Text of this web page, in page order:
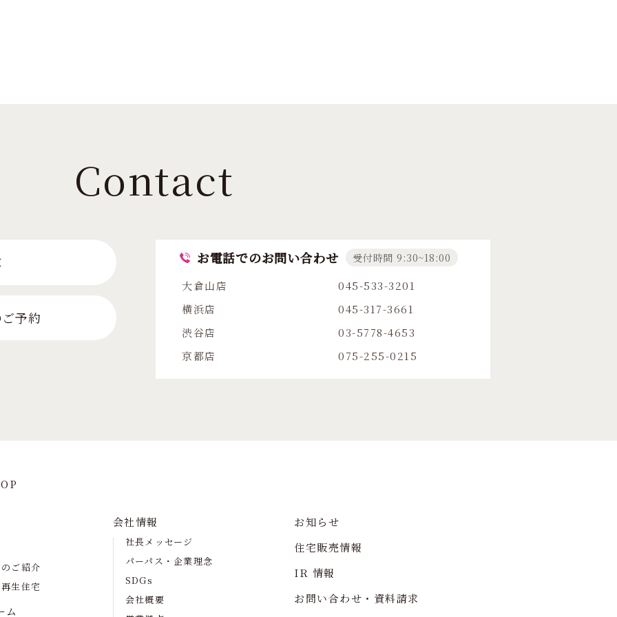
Contact
予約
お電話でのお問い合わせ 受付時間 9:30~18:00
大倉山店
045-533-3201
横浜店
045-317-3661
渋谷店
03-5778-4653
京都店
075-255-0215
ご紹介
生住宅
ム
会社情報
社長メッセージ
パーパス・企業理念
SDGs
会社概要
お知らせ
住宅販売情報
IR 情報
お問い合わせ・資料請求